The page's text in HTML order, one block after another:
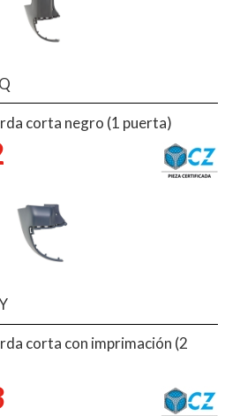
corta negro (1 puerta)
corta con imprimación (2